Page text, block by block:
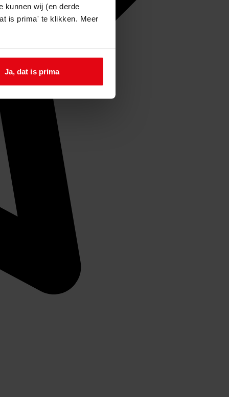
kunnen wij (en derde
is prima' te klikken. Meer
Ja, dat is prima